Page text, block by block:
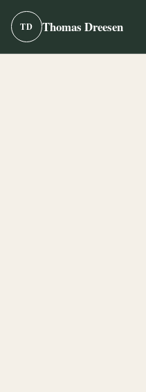
TD Thomas Dreesen